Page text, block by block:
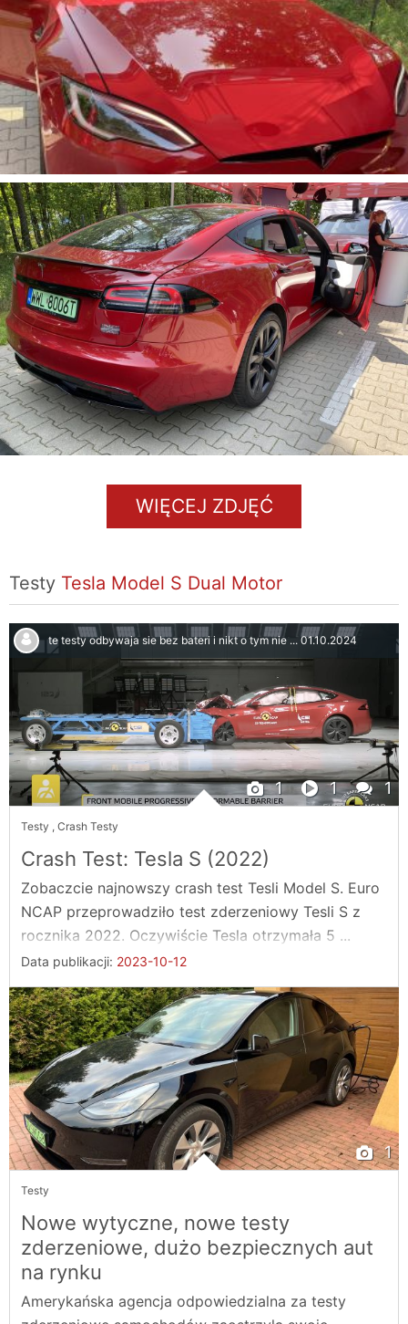
WIĘCEJ ZDJĘĆ
Testy Tesla Model S Dual Motor
1 1 1
te testy odbywaja sie bez bateri i nikt o tym nie ... 01.10.2024
Testy Crash Testy
Crash Test: Tesla S (2022)
Zobaczcie najnowszy crash test Tesli Model S. Euro
NCAP przeprowadziło test zderzeniowy Tesli S z
rocznika 2022. Oczywiście Tesla otrzymała 5 ...
Data publikacji: 2023-10-12
1
Testy
Nowe wytyczne, nowe testy
zderzeniowe, dużo bezpiecznych aut
na rynku
Amerykańska agencja odpowiedzialna za testy